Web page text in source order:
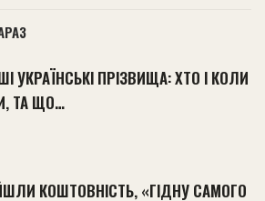
УКРАЇНСЬКІ ПРІЗВИЩА: ХТО І КОЛИ
ТА ЩО…
КОШТОВНІСТЬ, «ГІДНУ САМОГО